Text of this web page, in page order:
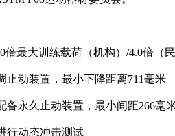
最大训练载荷（机构）/4.0倍（民
止动装置，最小下降距离711毫米
备永久止动装置，最小间距266毫
行动态冲击测试